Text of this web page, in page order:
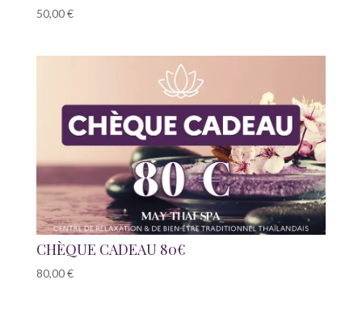
50,00€
CHÈQUE CADEAU 80€
80,00€